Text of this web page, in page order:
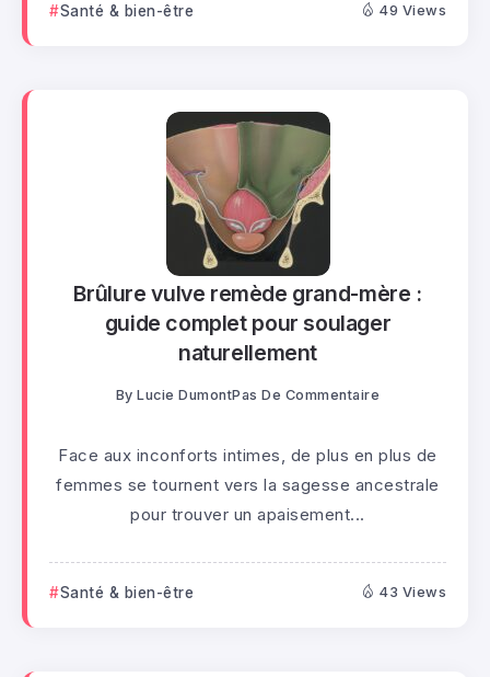
Santé & bien-être 49 Views
Brûlure vulve remède grand-mère :
guide complet pour soulager
naturellement
By Lucie DumontPas De Commentaire
Face aux inconforts intimes, de plus en plus de
femmes se tournent vers la sagesse ancestrale
pour trouver un apaisement...
Santé & bien-être 43 Views